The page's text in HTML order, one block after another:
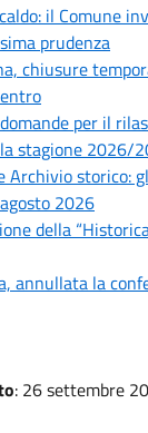
il Comune
prudenza
chiusure
per il
stagione 2026/
Archivio storico:
2026
della
annullata la
: 26 settembre